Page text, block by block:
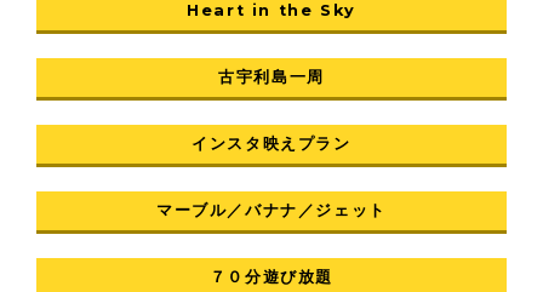
Heart in the Sky
古宇利島一周
インスタ映えプラン
マーブル／バナナ／ジェット
７０分遊び放題